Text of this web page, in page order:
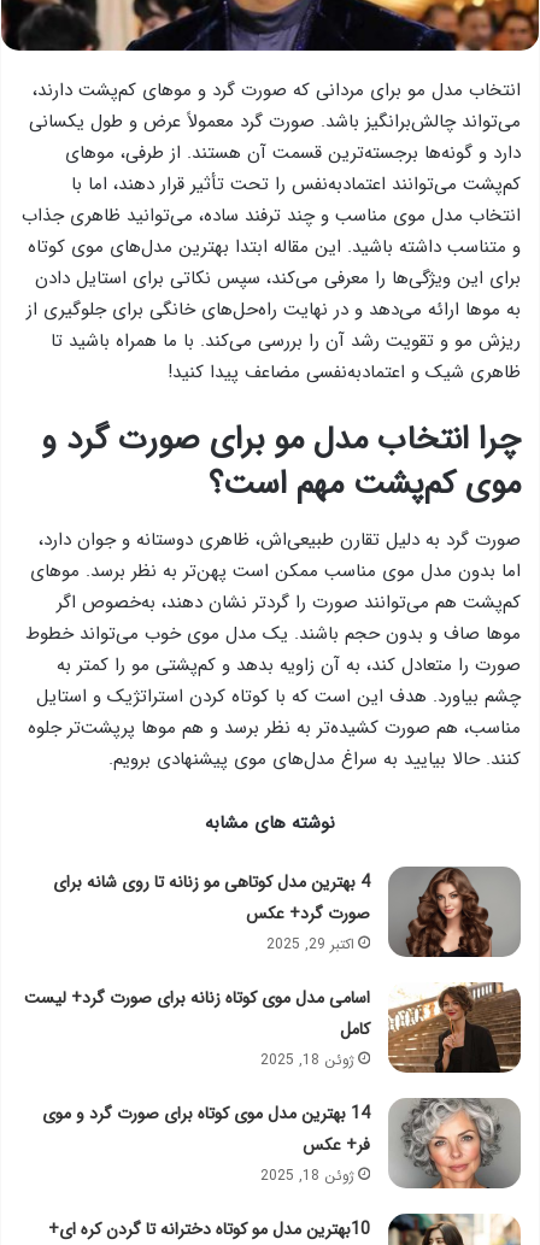
انتخاب مدل مو برای مردانی که صورت گرد و موهای کم‌پشت دارند،
می‌تواند چالش‌برانگیز باشد. صورت گرد معمولاً عرض و طول یکسانی
دارد و گونه‌ها برجسته‌ترین قسمت آن هستند. از طرفی، موهای
کم‌پشت می‌توانند اعتمادبه‌نفس را تحت تأثیر قرار دهند، اما با
انتخاب مدل موی مناسب و چند ترفند ساده، می‌توانید ظاهری جذاب
و متناسب داشته باشید. این مقاله ابتدا بهترین مدل‌های موی کوتاه
برای این ویژگی‌ها را معرفی می‌کند، سپس نکاتی برای استایل دادن
به موها ارائه می‌دهد و در نهایت راه‌حل‌های خانگی برای جلوگیری از
ریزش مو و تقویت رشد آن را بررسی می‌کند. با ما همراه باشید تا
ظاهری شیک و اعتمادبه‌نفسی مضاعف پیدا کنید!
چرا انتخاب مدل مو برای صورت گرد و
موی کم‌پشت مهم است؟
صورت گرد به دلیل تقارن طبیعی‌اش، ظاهری دوستانه و جوان دارد،
اما بدون مدل موی مناسب ممکن است پهن‌تر به نظر برسد. موهای
کم‌پشت هم می‌توانند صورت را گردتر نشان دهند، به‌خصوص اگر
موها صاف و بدون حجم باشند. یک مدل موی خوب می‌تواند خطوط
صورت را متعادل کند، به آن زاویه بدهد و کم‌پشتی مو را کمتر به
چشم بیاورد. هدف این است که با کوتاه کردن استراتژیک و استایل
مناسب، هم صورت کشیده‌تر به نظر برسد و هم موها پرپشت‌تر جلوه
کنند. حالا بیایید به سراغ مدل‌های موی پیشنهادی برویم.
نوشته های مشابه
4 بهترین مدل کوتاهی مو زنانه تا روی شانه برای
صورت گرد+ عکس
اکتبر 29, 2025
اسامی مدل موی کوتاه زنانه برای صورت گرد+ لیست
کامل
ژوئن 18, 2025
14 بهترین مدل موی کوتاه برای صورت گرد و موی
فر+ عکس
ژوئن 18, 2025
10بهترین مدل مو کوتاه دخترانه تا گردن کره ای+